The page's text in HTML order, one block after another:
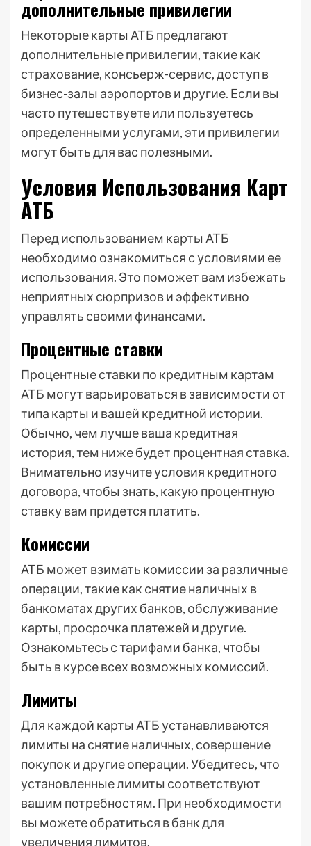
дополнительные привилегии
Некоторые карты АТБ предлагают
дополнительные привилегии, такие как
страхование, консьерж-сервис, доступ в
бизнес-залы аэропортов и другие. Если вы
часто путешествуете или пользуетесь
определенными услугами, эти привилегии
могут быть для вас полезными.
Условия Использования Карт
АТБ
Перед использованием карты АТБ
необходимо ознакомиться с условиями ее
использования. Это поможет вам избежать
неприятных сюрпризов и эффективно
управлять своими финансами.
Процентные ставки
Процентные ставки по кредитным картам
АТБ могут варьироваться в зависимости от
типа карты и вашей кредитной истории.
Обычно, чем лучше ваша кредитная
история, тем ниже будет процентная ставка.
Внимательно изучите условия кредитного
договора, чтобы знать, какую процентную
ставку вам придется платить.
Комиссии
АТБ может взимать комиссии за различные
операции, такие как снятие наличных в
банкоматах других банков, обслуживание
карты, просрочка платежей и другие.
Ознакомьтесь с тарифами банка, чтобы
быть в курсе всех возможных комиссий.
Лимиты
Для каждой карты АТБ устанавливаются
лимиты на снятие наличных, совершение
покупок и другие операции. Убедитесь, что
установленные лимиты соответствуют
вашим потребностям. При необходимости
вы можете обратиться в банк для
увеличения лимитов.